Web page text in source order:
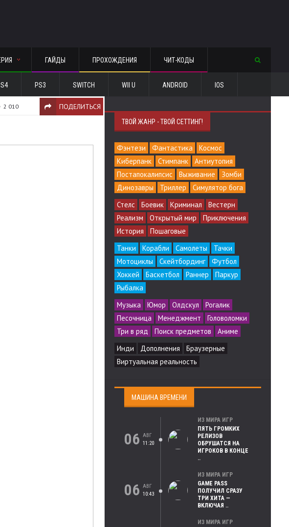
ГАЙДЫ ПРОХОЖДЕНИЯ ЧИТ-КОДЫ
PS3 SWITCH WII U ANDROID IOS
2 010 ПОДЕЛИТЬСЯ
ТВОЙ ЖАНР - ТВОЙ СЕТТИНГ!
Фэнтези Фантастика
Космос
Киберпанк
Стимпанк
Антиутопия
Постапокалипсис
Выживание
Зомби
Динозавры
Триллер
Симулятор бога
Стелс
Боевик Криминал
Вестерн
Реализм
Открытый мир
Приключения
История
Пошаговые
Танки
Корабли Самолеты
Тачки
Мотоциклы
Скейтбординг
Футбол
Хоккей
Баскетбол Раннер
Паркур
Рыбалка
Музыка
Юмор Олдскул
Рогалик
Песочница
Менеджмент
Головоломки
Три в ряд
Поиск предметов
Аниме
Инди
Дополнения
Браузерные
Виртуальная реальность
МАШИНА ВРЕМЕНИ
06 АВГ
11:20
ИЗ МИРА ИГР
ПЯТЬ ГРОМКИХ
РЕЛИЗОВ
ОБРУШАТСЯ НА
ИГРОКОВ В КОНЦЕ
..
06 АВГ
10:43
ИЗ МИРА ИГР
GAME PASS
ПОЛУЧИЛ СРАЗУ
ТРИ ХИТА —
ВКЛЮЧАЯ ..
ИЗ МИРА ИГР